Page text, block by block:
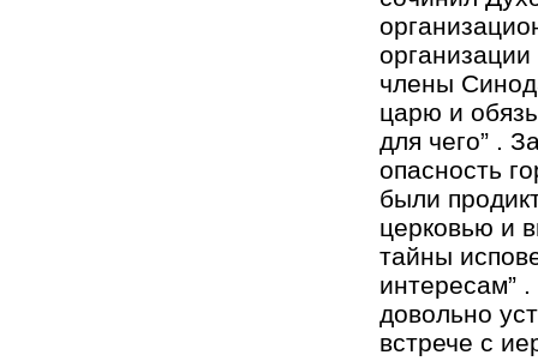
члены
царю и
для чего” .
опасность
были
церковью и
тайны
интересам”
довольно
встрече с